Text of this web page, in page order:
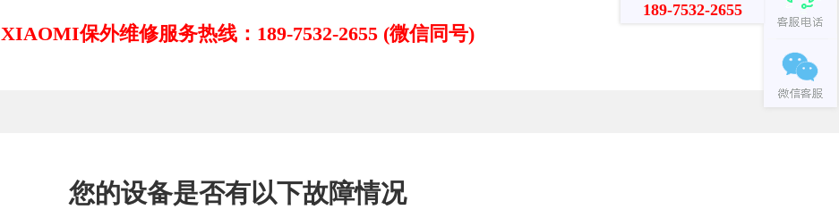
XIAOMI保外维修服务热线：189-7532-2655 (微信同号)
您的设备是否有以下故障情况
189-7532-2655